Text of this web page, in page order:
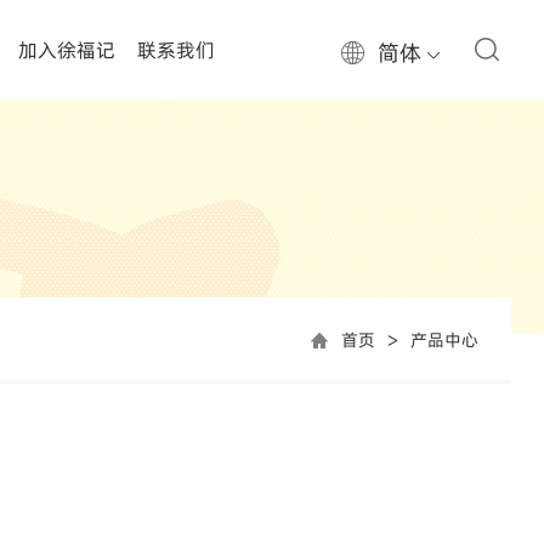
加入徐福记 联系我们 简体
首页 > 产品中心